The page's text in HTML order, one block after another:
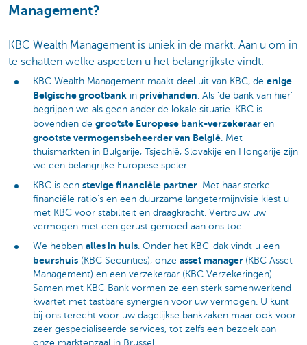
Management?
KBC Wealth Management is uniek in de markt. Aan u om in
te schatten welke aspecten u het belangrijkste vindt.
KBC Wealth Management maakt deel uit van KBC, de enige
Belgische grootbank in privéhanden . Als ‘de bank van hier’
begrijpen we als geen ander de lokale situatie. KBC is
bovendien de grootste Europese bank-verzekeraar en
grootste vermogensbeheerder van België . Met
thuismarkten in Bulgarije, Tsjechië, Slovakije en Hongarije zijn
we een belangrijke Europese speler.
KBC is een stevige financiële partner . Met haar sterke
financiële ratio’s en een duurzame langetermijnvisie kiest u
met KBC voor stabiliteit en draagkracht. Vertrouw uw
vermogen met een gerust gemoed aan ons toe.
We hebben alles in huis . Onder het KBC-dak vindt u een
beurshuis (KBC Securities), onze asset manager (KBC Asset
Management) en een verzekeraar (KBC Verzekeringen).
Samen met KBC Bank vormen ze een sterk samenwerkend
kwartet met tastbare synergiën voor uw vermogen. U kunt
bij ons terecht voor uw dagelijkse bankzaken maar ook voor
zeer gespecialiseerde services, tot zelfs een bezoek aan
onze marktenzaal in Brussel.